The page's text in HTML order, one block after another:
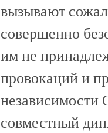
вызывают
совершенно
им не
провокаций и
независимости
совместный